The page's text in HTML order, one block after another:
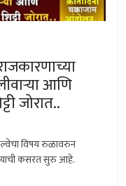
आणि
जोरात..
विषय रुळावरुन
कसरत सुरु आहे.